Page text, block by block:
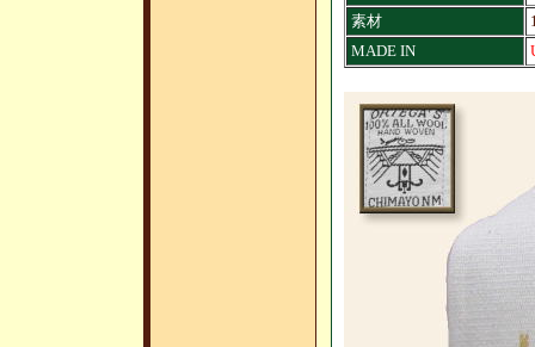
素材
MADE IN